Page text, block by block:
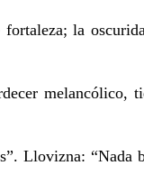
la
melancólico,
Llovizna: